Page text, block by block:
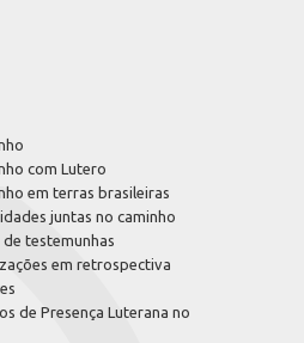
com Lutero
em terras brasileiras
juntas no caminho
de testemunhas
em retrospectiva
de Presença Luterana no